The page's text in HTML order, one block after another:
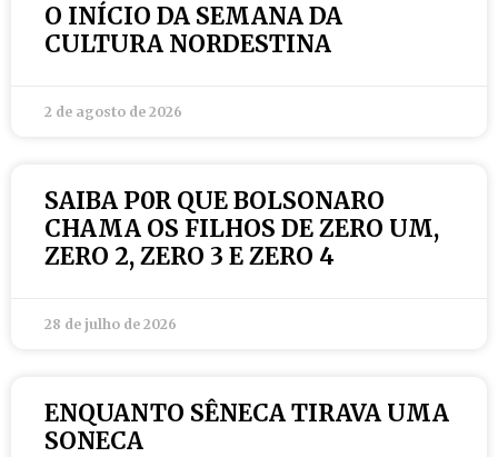
O INÍCIO DA SEMANA DA
CULTURA NORDESTINA
2 de agosto de 2026
SAIBA P0R QUE BOLSONARO
CHAMA OS FILHOS DE ZERO UM,
ZERO 2, ZERO 3 E ZERO 4
28 de julho de 2026
ENQUANTO SÊNECA TIRAVA UMA
SONECA